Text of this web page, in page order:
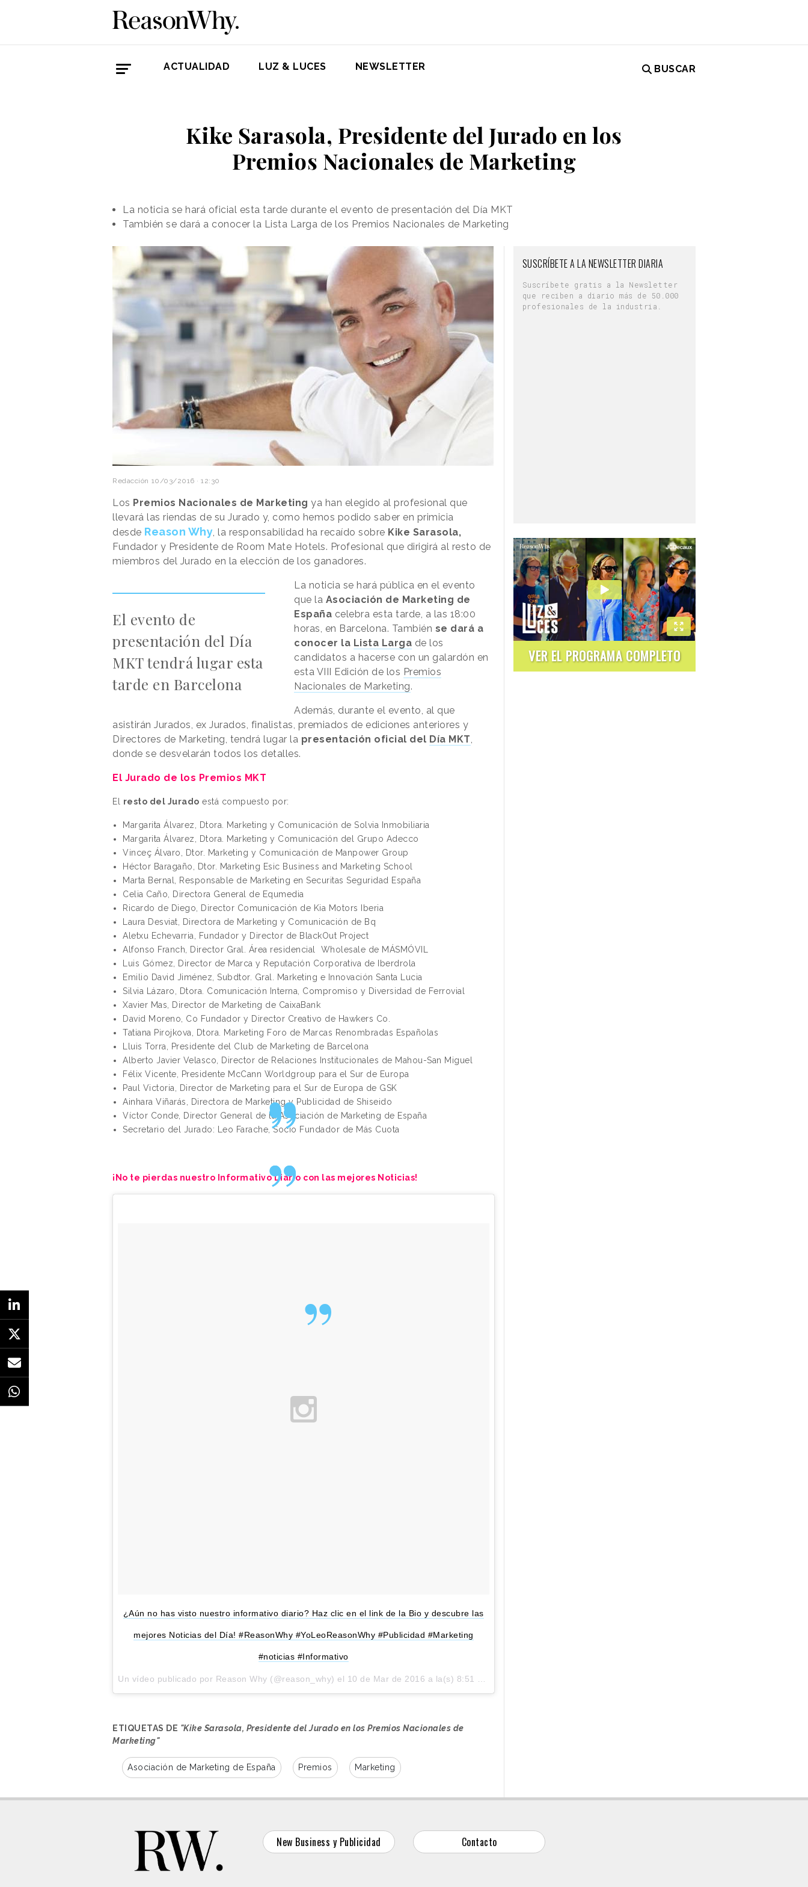
ACTUALIDAD LUZ & LUCES NEWSLETTER BUSCAR
Kike Sarasola, Presidente del Jurado en los
Premios Nacionales de Marketing
La noticia se hará oficial esta tarde durante el evento de presentación del Día MKT
También se dará a conocer la Lista Larga de los Premios Nacionales de Marketing
Redacción 10/03/2016 · 12:30
Los Premios Nacionales de Marketing ya han elegido al profesional que
llevará las riendas de su Jurado y, como hemos podido saber en primicia
desde Reason Why , la responsabilidad ha recaído sobre Kike Sarasola,
Fundador y Presidente de Room Mate Hotels. Profesional que dirigirá al resto de
miembros del Jurado en la elección de los ganadores.
El evento de
presentación del Día
MKT tendrá lugar esta
tarde en Barcelona
La noticia se hará pública en el evento
que la Asociación de Marketing de
España celebra esta tarde, a las 18:00
horas, en Barcelona. También se dará a
conocer la Lista Larga de los
candidatos a hacerse con un galardón en
esta VIII Edición de los Premios
Nacionales de Marketing.
Además, durante el evento, al que
asistirán Jurados, ex Jurados, finalistas, premiados de ediciones anteriores y
Directores de Marketing, tendrá lugar la presentación oficial del Día MKT
donde se desvelarán todos los detalles.
El Jurado de los Premios MKT
El resto del Jurado está compuesto por:
Margarita Álvarez, Dtora. Marketing y Comunicación de Solvia Inmobiliaria
Margarita Álvarez, Dtora. Marketing y Comunicación del Grupo Adecco
Vinceç Álvaro, Dtor. Marketing y Comunicación de Manpower Group
Héctor Baragaño, Dtor. Marketing Esic Business and Marketing School
Marta Bernal, Responsable de Marketing en Securitas Seguridad España
Celia Caño, Directora General de Equmedia
Ricardo de Diego, Director Comunicación de Kia Motors Iberia
Laura Desviat, Directora de Marketing y Comunicación de Bq
Aletxu Echevarria, Fundador y Director de BlackOut Project
Alfonso Franch, Director Gral. Área residencial Wholesale de MÁSMÓVIL
Luis Gómez, Director de Marca y Reputación Corporativa de Iberdrola
Emilio David Jiménez, Subdtor. Gral. Marketing e Innovación Santa Lucia
Silvia Lázaro, Dtora. Comunicación Interna, Compromiso y Diversidad de Ferrovial
Xavier Mas, Director de Marketing de CaixaBank
David Moreno, Co Fundador y Director Creativo de Hawkers Co.
Tatiana Pirojkova, Dtora. Marketing Foro de Marcas Renombradas Españolas
Lluis Torra, Presidente del Club de Marketing de Barcelona
Alberto Javier Velasco, Director de Relaciones Institucionales de Mahou-San Miguel
Félix Vicente, Presidente McCann Worldgroup para el Sur de Europa
Paul Victoria, Director de Marketing para el Sur de Europa de GSK
Ainhara Viñarás, Directora de Marketing y Publicidad de Shiseido
Víctor Conde, Director General de la Asociación de Marketing de España
Secretario del Jurado: Leo Farache, Socio Fundador de Más Cuota
¡No te pierdas nuestro Informativo Diario con las mejores Noticias!
¿Aún no has visto nuestro informativo diario? Haz clic en el link de la Bio y descubre las
mejores Noticias del Día! #ReasonWhy #YoLeoReasonWhy #Publicidad #Marketing
#noticias #Informativo
Un vídeo publicado por Reason Why (@reason_why) el 10 de Mar de 2016 a la(s) 8:51 PST
ETIQUETAS DE "Kike Sarasola, Presidente del Jurado en los Premios Nacionales de
Marketing"
Asociación de Marketing de España Premios Marketing
SUSCRÍBETE A LA NEWSLETTER DIARIA
Suscríbete gratis a la Newsletter
que reciben a diario más de 50.000
profesionales de la industria.
VER EL PROGRAMA COMPLETO
New Business y Publicidad Contacto